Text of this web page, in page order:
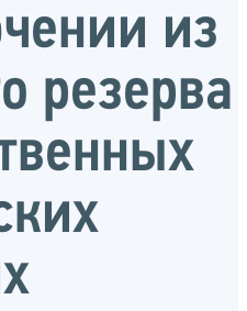
из
резерва